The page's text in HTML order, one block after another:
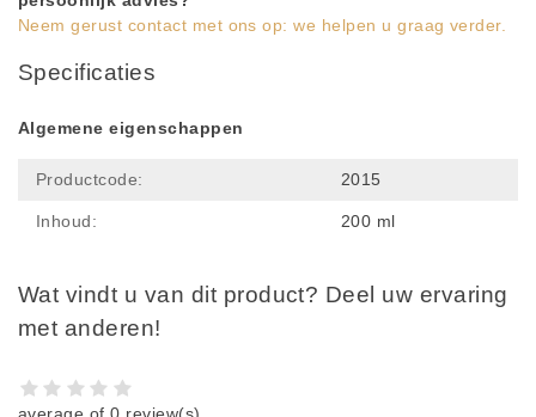
Neem gerust contact met ons op: we helpen u graag verder.
Specificaties
Algemene eigenschappen
Productcode: 2015
Inhoud: 200 ml
Wat vindt u van dit product? Deel uw ervaring
met anderen!